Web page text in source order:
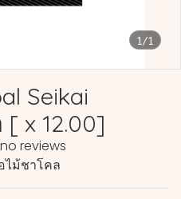
1/1
Seikai
[ x 12.00]
no reviews
ไม้ชาโคล